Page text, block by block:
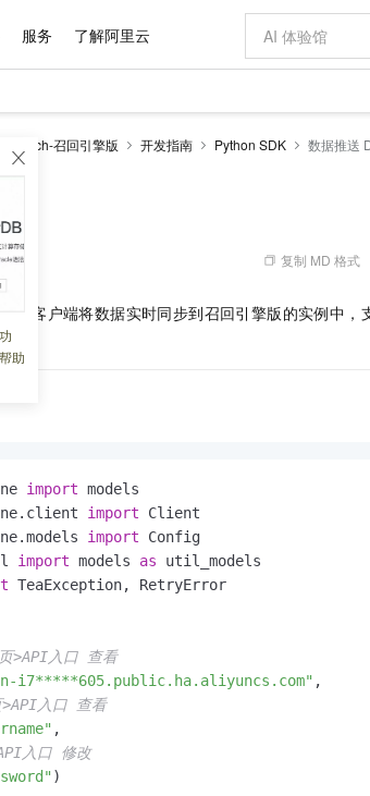
服务 了解阿里云
助
召回引擎版 开发指南 Python SDK 数据推送
复制 MD 格式
客户端将数据实时同步到召回引擎版的实例中，
import
import
import
import models as
TeaException, RetryError
>API入口 查看
i7*****605.public.ha.aliyuncs.com" ,
入口 查看
,
入口 修改
大模型
Kimi 最新旗舰模型，长程编程与推理利器
1M上下文，专为长程任务能力而生
AI 应用构建
丰富多元化的应用模版和解决方案
大模型服务平台百炼-智能体
灵活可视化地构建企业级 Agent
人工智能平台 PAI
万有无界
域名与网站
对象存储 OSS
人工智能平台 PAI 大模型
一站式AI开发、训练和推理服务
Qoder CN
Qoder
面向真实软件
即刻拥有 DeepSeek-V4-Pro
轻松解锁专属 DeepSeek-V4-Pro
5 分钟轻松部署专属 QwenPaw
从聊天伙伴进化为能主动干活的本地数字员工
Claude Code + GStack 打造工程团队
一键购买专属
高效搭建 AI
AI 特惠
智启 AI 普惠权益
阿里云 OPC 创新助力计划
至高百万元 Token 补贴，加速一人公司成长
Token Plan 模型订阅计划 NEW
Qwen3.8-Max 首发尝鲜，限时加量 10 倍，夜间低至2折
千问办公，限时限量积分加倍
Night Plan 支持 Qwen 3.8-Max
夜间 5 折，Qwen/Meoo/TokenPlan 客户专享
AI 场景体
从图文生成到
AI 广告创作
图文、视频一
AI助力短剧漫
价格计算器
自助选配和估算价格
价格优势
推动算力普惠，释放技术红利
配置报价
数据与 API
数据集
身份实名认证
短信
OCR 文字识别
发票查验
企业应用
ERP
CRM
财税管理
400电话
广告营销
基础软件
JAVA
成为产品伙伴
产品生态集成认证中心
产品生态伙伴工作台
产品伙伴
云网络合作
企业增值服务
企业支持计划
企业增值服务台
企业成长
服务实践
阿里云认证
信息公告
最佳实践
云上春晚
云栖战略参考
云上的中国
看见新力量
金融模力时刻
市场活动